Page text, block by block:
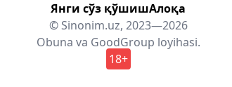
Янги сўз қўшишАлоқа
© Sinonim.uz, 2023—2026
Obuna va GoodGroup loyihasi.
18+